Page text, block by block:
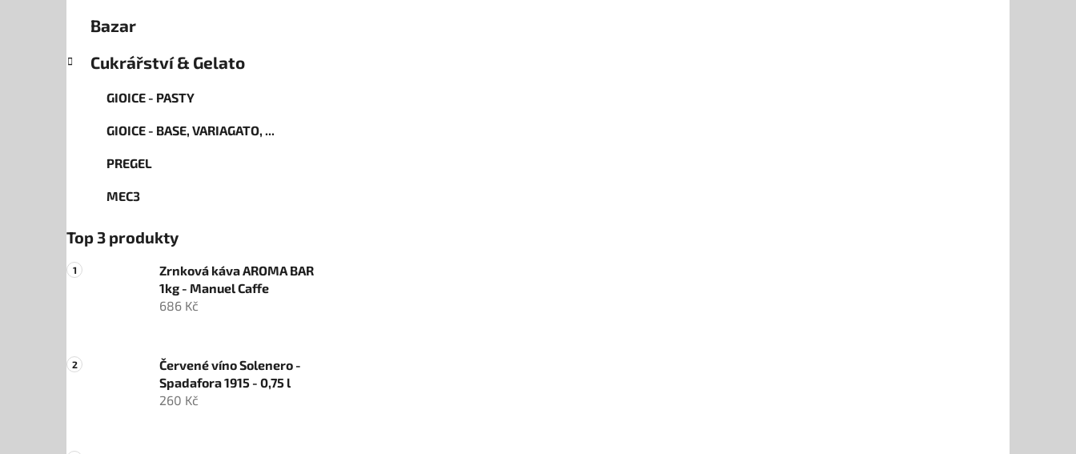
Bazar
Cukrářství & Gelato
GIOICE - PASTY
GIOICE - BASE, VARIAGATO, ...
PREGEL
MEC3
Top 3 produkty
Zrnková káva AROMA BAR
1kg - Manuel Caffe
686 Kč
Červené víno Solenero -
Spadafora 1915 - 0,75 l
260 Kč